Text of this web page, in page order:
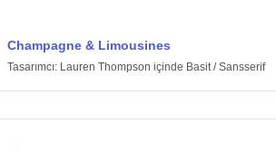
Champagne & Limousines
Tasarımcı: Lauren Thompson içinde Basit/Sansserif